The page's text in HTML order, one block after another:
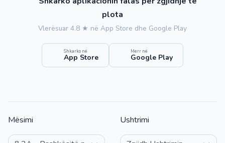
plota
Vlerësuar 4.8 ★ në App Store dhe Google Play
Shkarko në
App Store
Merr në
Google Play
Mësimi Ushtrimi